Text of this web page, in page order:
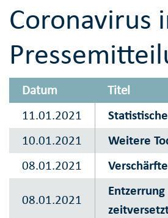
Coronavirus
Datum Titel
11.01.2021
10.01.2021
Weitere
08.01.2021
08.01.2021